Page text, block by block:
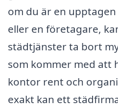
om du är en
eller en företagare,
städtjänster ta bort
som kommer med att
kontor rent och
exakt kan ett